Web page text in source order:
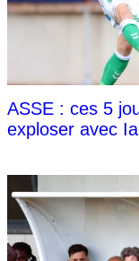
ASSE : ces 5
exploser avec